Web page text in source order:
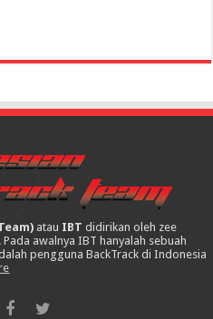
atau IBT didirikan oleh zee
awalnya IBT hanyalah sebuah
pengguna BackTrack di Indonesia